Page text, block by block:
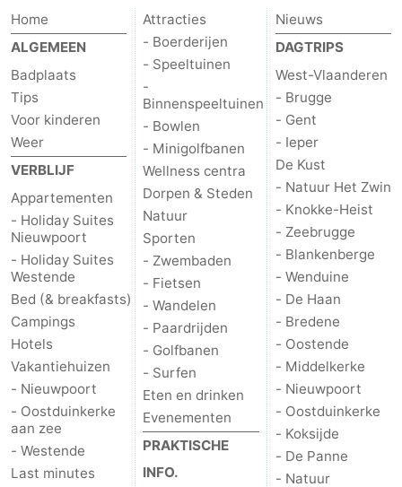
Home
ALGEMEEN
Badplaats
Tips
Voor kinderen
Weer
VERBLIJF
Appartementen
- Holiday Suites
Nieuwpoort
- Holiday Suites
Westende
Bed (& breakfasts)
Campings
Hotels
Vakantiehuizen
- Nieuwpoort
- Oostduinkerke
aan zee
- Westende
Last minutes
Attracties
- Boerderijen
- Speeltuinen
-
Binnenspeeltuinen
- Bowlen
- Minigolfbanen
Wellness centra
Dorpen & Steden
Natuur
Sporten
- Zwembaden
- Fietsen
- Wandelen
- Paardrijden
- Golfbanen
- Surfen
Eten en drinken
Evenementen
PRAKTISCHE
INFO.
Nieuws
DAGTRIPS
West-Vlaanderen
- Brugge
- Gent
- Ieper
De Kust
- Natuur Het Zwin
- Knokke-Heist
- Zeebrugge
- Blankenberge
- Wenduine
- De Haan
- Bredene
- Oostende
- Middelkerke
- Nieuwpoort
- Oostduinkerke
- Koksijde
- De Panne
- Natuur